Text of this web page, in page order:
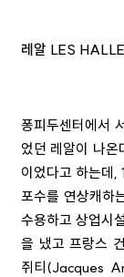
레알 LES
퐁피두센터에서
었던 레알이 나온
이었다고 하는데,
포수를 연상캐하
수용하고 상업시
을 냈고 프랑스
쥐티(Jacques